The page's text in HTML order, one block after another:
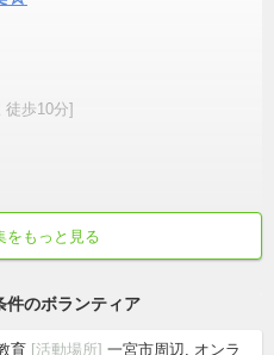
徒歩10分]
加 短時間でも可
をもっと見る
件のボランティア
育 [活動場所] 一宮市周辺, オンラ